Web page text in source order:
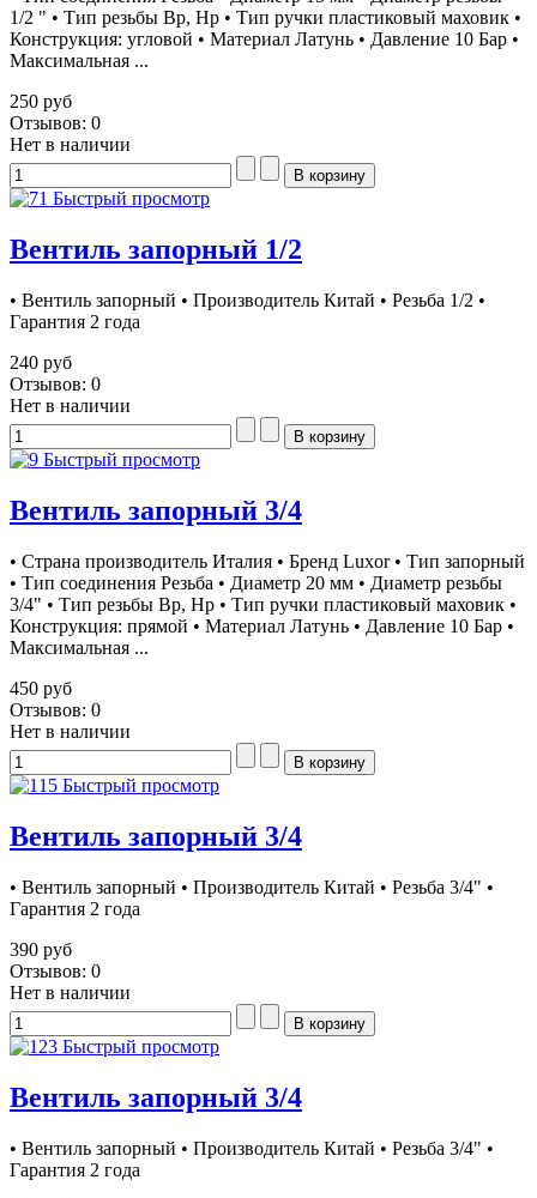
1/2 " • Тип резьбы Вр, Нр • Тип ручки пластиковый маховик •
Конструкция: угловой • Материал Латунь • Давление 10 Бар •
Максимальная ...
250 руб
Отзывов: 0
Нет в наличии
Быстрый просмотр
Вентиль запорный 1/2
• Вентиль запорный • Производитель Китай • Резьба 1/2 •
Гарантия 2 года
240 руб
Отзывов: 0
Нет в наличии
Быстрый просмотр
Вентиль запорный 3/4
• Страна производитель Италия • Бренд Luxor • Тип запорный
• Тип соединения Резьба • Диаметр 20 мм • Диаметр резьбы
3/4" • Тип резьбы Вр, Нр • Тип ручки пластиковый маховик •
Конструкция: прямой • Материал Латунь • Давление 10 Бар •
Максимальная ...
450 руб
Отзывов: 0
Нет в наличии
Быстрый просмотр
Вентиль запорный 3/4
• Вентиль запорный • Производитель Китай • Резьба 3/4" •
Гарантия 2 года
390 руб
Отзывов: 0
Нет в наличии
Быстрый просмотр
Вентиль запорный 3/4
• Вентиль запорный • Производитель Китай • Резьба 3/4" •
Гарантия 2 года